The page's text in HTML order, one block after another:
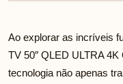
Ao explorar as incríveis
TV 50″ QLED ULTRA
tecnologia não apenas